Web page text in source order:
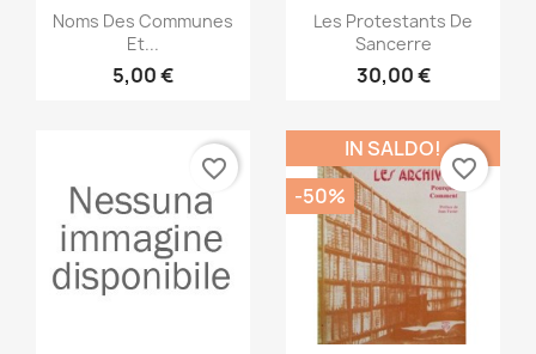
Anteprima
Noms Des Communes
Et...
5,00 €
Anteprima
Les Protestants De
Sancerre
30,00 €
favorite_border
IN SALDO!
-50%
favorite_border